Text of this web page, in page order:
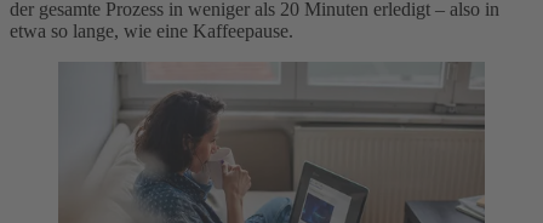
der gesamte Prozess in weniger als 20 Minuten erledigt – also in
etwa so lange, wie eine Kaffeepause.